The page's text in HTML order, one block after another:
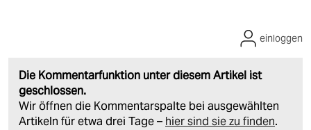
Die Kommentarfunktion unter diesem Artikel ist
geschlossen.
Wir öffnen die Kommentarspalte bei ausgewählten
Artikeln für etwa drei Tage – hier sind sie zu finden.
einloggen